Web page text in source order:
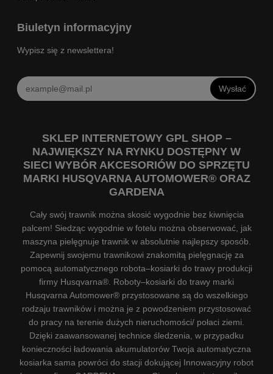
Biuletyn informacyjny
Wypisz się z newslettera!
Wysłać
SKLEP INTERNETOWY GPL SHOP –
NAJWIĘKSZY NA RYNKU DOSTĘPNY W
SIECI WYBÓR AKCESORIÓW DO SPRZĘTU
MARKI HUSQVARNA AUTOMOWER® ORAZ
GARDENA
Cały swój trawnik można skosić wygodnie bez kiwnięcia
palcem! Siedząc wygodnie w fotelu można obserwować, jak
maszyna pielęgnuje trawnik w absolutnie najlepszy sposób.
Zapewnij swojemu trawnikowi znakomitą pielęgnację za
pomocą automatycznego robota–kosiarki do trawy produkcji
firmy Husqvarna®. Roboty–kosiarki do trawy marki
Husqvarna Automower® przystosowane są do wszelkiego
rodzaju trawników i można je z powodzeniem przystosować
do pracy na terenie dużych nieruchomości/ połaci ziemi.
Dzięki zaawansowanej technice śledzenia, w przypadku
konieczności ładowania akumulatorów Twoja automatyczna
kosiarka sama powróci do stacji dokującej Innowacyjny robot